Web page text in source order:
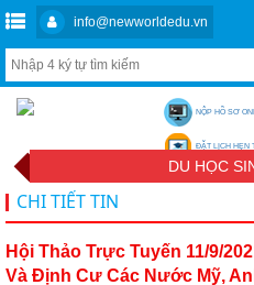
info@newworldedu.vn
NỘP HỒ SƠ
ĐẶT LỊCH HẸN
DU HỌC
CHI TIẾT TIN
Hội Thảo Trực Tuyến 11/9/
Và Định Cư Các Nước Mỹ,